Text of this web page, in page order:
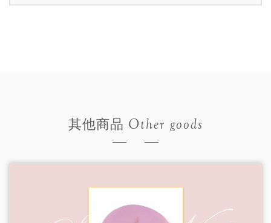
其他商品 Other goods